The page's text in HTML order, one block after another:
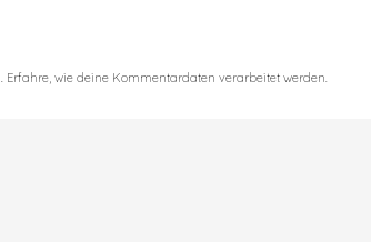
Erfahre, wie deine Kommentardaten verarbeitet werden.